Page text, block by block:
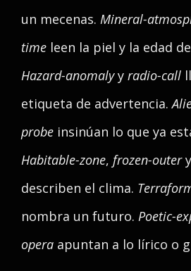
un mecenas. Mineral-
time leen la piel y la edad
Hazard-anomalyy radio-call
etiqueta de advertencia.
probe insinúan lo que ya
Habitable-zone, frozen-outery
describen el clima.
nombra un futuro. Poetic-
opera apuntan a lo lírico o